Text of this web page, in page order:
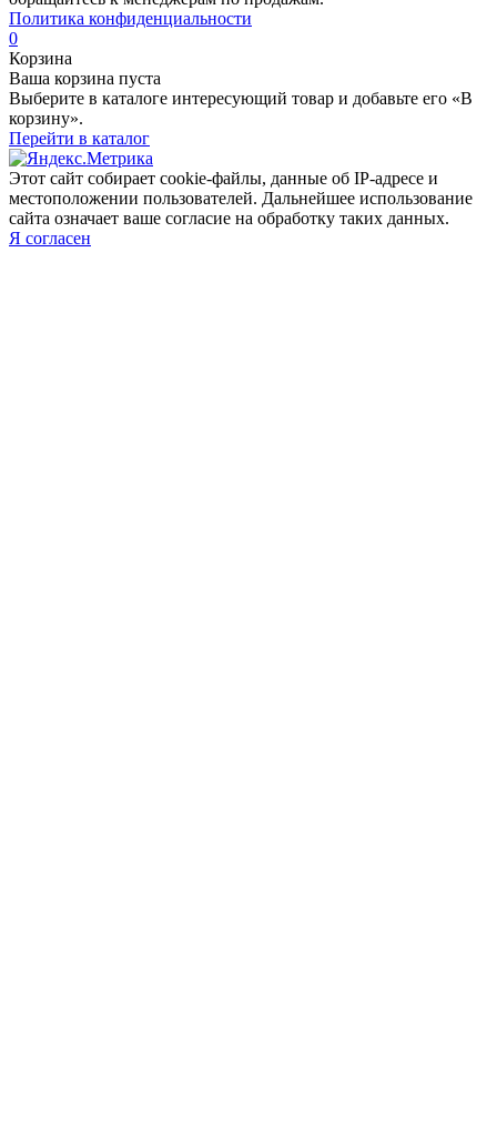
Политика конфиденциальности
0
Корзина
Ваша корзина пуста
Выберите в каталоге интересующий товар и добавьте его «В
корзину».
Перейти в каталог
Этот сайт собирает cookie-файлы, данные об IP-адресе и
местоположении пользователей. Дальнейшее использование
сайта означает ваше согласие на обработку таких данных.
Я согласен